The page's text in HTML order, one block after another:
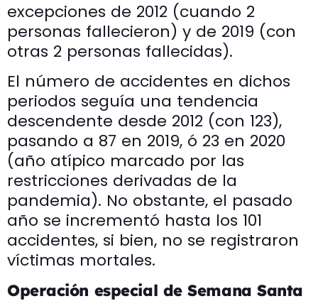
excepciones de 2012 (cuando 2
personas fallecieron) y de 2019 (con
otras 2 personas fallecidas).
El número de accidentes en dichos
periodos seguía una tendencia
descendente desde 2012 (con 123),
pasando a 87 en 2019, ó 23 en 2020
(año atípico marcado por las
restricciones derivadas de la
pandemia). No obstante, el pasado
año se incrementó hasta los 101
accidentes, si bien, no se registraron
víctimas mortales.
Operación especial de Semana Santa